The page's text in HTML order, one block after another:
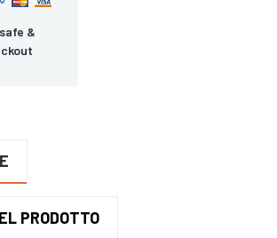
&
PRODOTTO